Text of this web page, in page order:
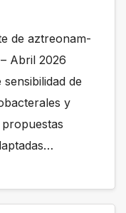
de aztreonam-
Abril 2026
de
y